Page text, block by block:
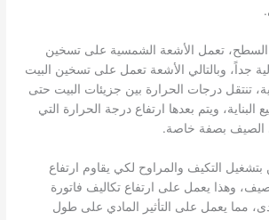
تعمل الأشعة الشمسية على تسخين
جداً، وبالتالي الأشعة تعمل على تسخين البيت
تنتقل درجات الحرارة بين جزيئات البيت حتى
ويتم بعدها ارتفاع درجة الحرارة التي
الصيف بصفة خاصة.
التكيف والمراوح لكي يقاوم ارتفاع
وهذا يعمل على ارتفاع تكاليف فاتورة
مما يعمل على التأثير المادي على طول